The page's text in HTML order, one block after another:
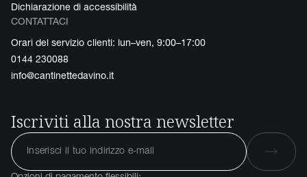
Dichiarazione di accessibilità
CONTATTACI
Orari del servizio clienti: lun–ven, 9:00–17:00
0144 230088
info@cantinettedavino.it
Iscriviti alla nostra newsletter